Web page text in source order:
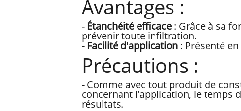
Avantages :
- Étanchéité efficace : Grâce à sa
prévenir toute infiltration.
- Facilité d'application : Présenté
Précautions :
- Comme avec tout produit de
concernant l'application, le temps
résultats.